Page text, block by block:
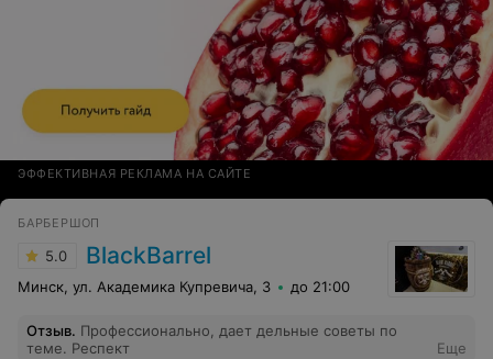
ЭФФЕКТИВНАЯ РЕКЛАМА НА САЙТЕ
БАРБЕРШОП
5.0 BlackBarrel
Минск, ул. Академика Купревича, 3 до 21:00
Отзыв. Профессионально, дает дельные советы по
теме. Респект
Еще